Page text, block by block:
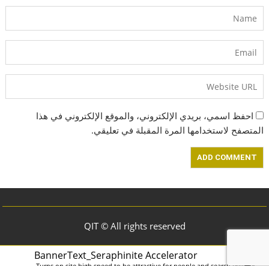
احفظ اسمي، بريدي الإلكتروني، والموقع الإلكتروني في هذا
المتصفح لاستخدامها المرة المقبلة في تعليقي.
QIT © All rights reserved
BannerText_Seraphinite Accelerator